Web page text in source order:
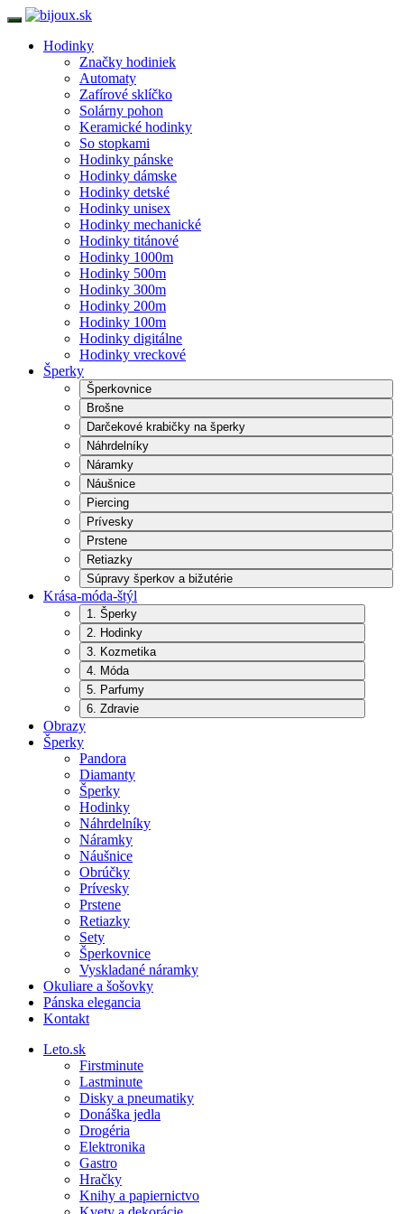
Hodinky
Značky hodiniek
Automaty
Zafírové sklíčko
Solárny pohon
Keramické hodinky
So stopkami
Hodinky pánske
Hodinky dámske
Hodinky detské
Hodinky unisex
Hodinky mechanické
Hodinky titánové
Hodinky 1000m
Hodinky 500m
Hodinky 300m
Hodinky 200m
Hodinky 100m
Hodinky digitálne
Hodinky vreckové
Šperky
Šperkovnice
Brošne
Darčekové krabičky na šperky
Náhrdelníky
Náramky
Náušnice
Piercing
Prívesky
Prstene
Retiazky
Súpravy šperkov a bižutérie
Krása-móda-štýl
1. Šperky
2. Hodinky
3. Kozmetika
4. Móda
5. Parfumy
6. Zdravie
Obrazy
Šperky
Pandora
Diamanty
Šperky
Hodinky
Náhrdelníky
Náramky
Náušnice
Obrúčky
Prívesky
Prstene
Retiazky
Sety
Šperkovnice
Vyskladané náramky
Okuliare a šošovky
Pánska elegancia
Kontakt
Leto.sk
Firstminute
Lastminute
Disky a pneumatiky
Donáška jedla
Drogéria
Elektronika
Gastro
Hračky
Knihy a papiernictvo